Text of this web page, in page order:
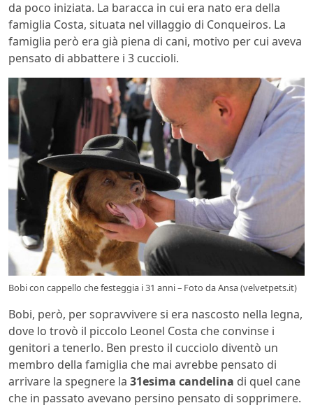
da poco iniziata. La baracca in cui era nato era della
famiglia Costa, situata nel villaggio di Conqueiros. La
famiglia però era già piena di cani, motivo per cui aveva
pensato di abbattere i 3 cuccioli.
Bobi con cappello che festeggia i 31 anni – Foto da Ansa (velvetpets.it)
Bobi, però, per sopravvivere si era nascosto nella legna,
dove lo trovò il piccolo Leonel Costa che convinse i
genitori a tenerlo. Ben presto il cucciolo diventò un
membro della famiglia che mai avrebbe pensato di
arrivare la spegnere la 31esima candelina di quel cane
che in passato avevano persino pensato di sopprimere.